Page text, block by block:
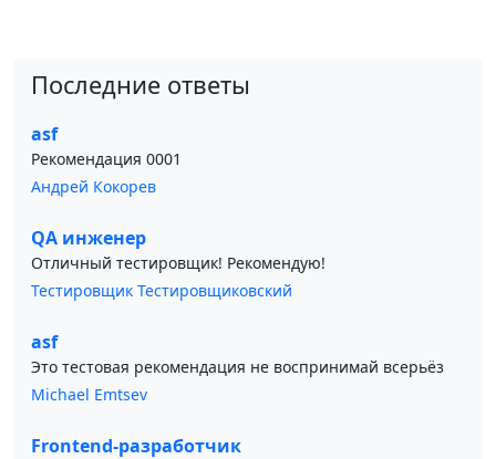
Последние ответы
asf
Рекомендация 0001
Андрей Кокорев
QA инженер
Отличный тестировщик! Рекомендую!
Тестировщик Тестировщиковский
asf
Это тестовая рекомендация не воспринимай всерьёз
Michael Emtsev
Frontend-разработчик